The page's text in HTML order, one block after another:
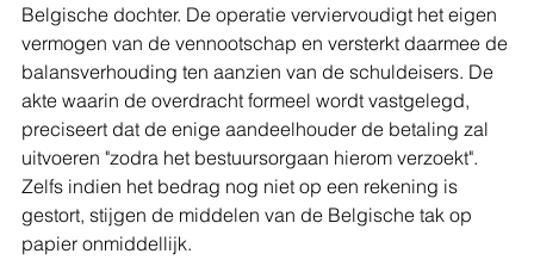
Belgische dochter. De operatie verviervoudigt het eigen
vermogen van de vennootschap en versterkt daarmee de
balansverhouding ten aanzien van de schuldeisers. De
akte waarin de overdracht formeel wordt vastgelegd,
preciseert dat de enige aandeelhouder de betaling zal
uitvoeren "zodra het bestuursorgaan hierom verzoekt".
Zelfs indien het bedrag nog niet op een rekening is
gestort, stijgen de middelen van de Belgische tak op
papier onmiddellijk.